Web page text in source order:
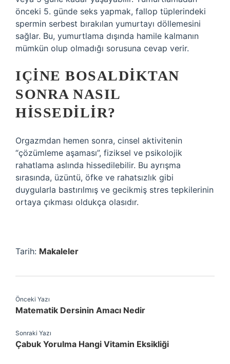
önceki 5. günde seks yapmak, fallop tüplerindeki
spermin serbest bırakılan yumurtayı döllemesini
sağlar. Bu, yumurtlama dışında hamile kalmanın
mümkün olup olmadığı sorusuna cevap verir.
IÇINE BOSALDIKTAN
SONRA NASIL
HISSEDILIR?
Orgazmdan hemen sonra, cinsel aktivitenin
“çözümleme aşaması”, fiziksel ve psikolojik
rahatlama aslında hissedilebilir. Bu ayrışma
sırasında, üzüntü, öfke ve rahatsızlık gibi
duygularla bastırılmış ve gecikmiş stres tepkilerinin
ortaya çıkması oldukça olasıdır.
Tarih: Makaleler
Önceki Yazı
Matematik Dersinin Amacı Nedir
Sonraki Yazı
Çabuk Yorulma Hangi Vitamin Eksikliği